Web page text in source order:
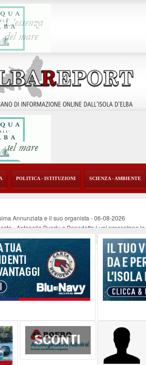
POLITICA - ISTITUZIONI SCIENZA - AMBIENTE
Annunziata e il suo organista -06-08-2026
- Antonella Bundu e Benedetto Lupi presentano
Guez a Marciana Marina: l'autore incontra il
Petrocchi all’Elba -
06-08-2026
familiare : dialogo tra clinica e quotidianità a